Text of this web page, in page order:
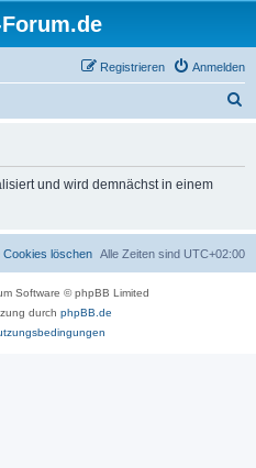
Anmelden
Registrieren
und wird demnächst in einem
Alle Zeiten sind UTC+02:00
Cookies löschen
Software © phpBB Limited
durch phpBB.de